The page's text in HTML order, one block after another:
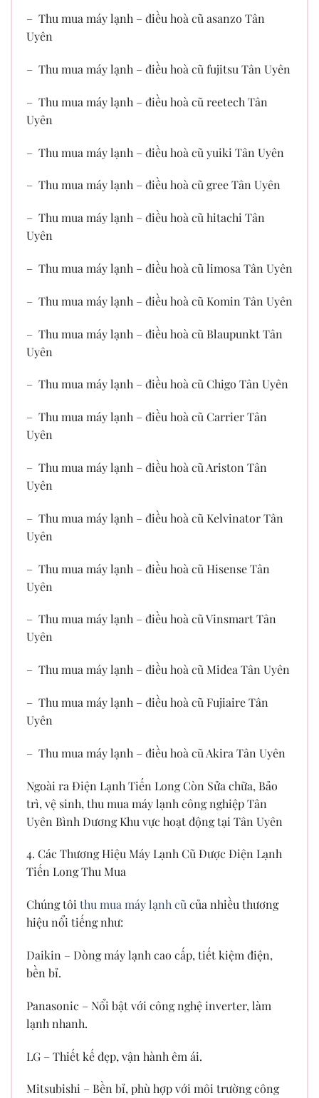
– Thu mua máy lạnh – điều hoà cũ asanzo Tân
Uyên
– Thu mua máy lạnh – điều hoà cũ fujitsu Tân Uyên
– Thu mua máy lạnh – điều hoà cũ reetech Tân
Uyên
– Thu mua máy lạnh – điều hoà cũ yuiki Tân Uyên
– Thu mua máy lạnh – điều hoà cũ gree Tân Uyên
– Thu mua máy lạnh – điều hoà cũ hitachi Tân
Uyên
– Thu mua máy lạnh – điều hoà cũ limosa Tân Uyên
– Thu mua máy lạnh – điều hoà cũ Komin Tân Uyên
– Thu mua máy lạnh – điều hoà cũ Blaupunkt Tân
Uyên
– Thu mua máy lạnh – điều hoà cũ Chigo Tân Uyên
– Thu mua máy lạnh – điều hoà cũ Carrier Tân
Uyên
– Thu mua máy lạnh – điều hoà cũ Ariston Tân
Uyên
– Thu mua máy lạnh – điều hoà cũ Kelvinator Tân
Uyên
– Thu mua máy lạnh – điều hoà cũ Hisense Tân
Uyên
– Thu mua máy lạnh – điều hoà cũ Vinsmart Tân
Uyên
– Thu mua máy lạnh – điều hoà cũ Midea Tân Uyên
– Thu mua máy lạnh – điều hoà cũ Fujiaire Tân
Uyên
– Thu mua máy lạnh – điều hoà cũ Akira Tân Uyên
Ngoài ra Điện Lạnh Tiến Long Còn Sửa chữa, Bảo
trì, vệ sinh, thu mua máy lạnh công nghiệp Tân
Uyên Bình Dương Khu vực hoạt động tại Tân Uyên
4. Các Thương Hiệu Máy Lạnh Cũ Được Điện Lạnh
Tiến Long Thu Mua
Chúng tôi thu mua máy lạnh cũ của nhiều thương
hiệu nổi tiếng như:
Daikin – Dòng máy lạnh cao cấp, tiết kiệm điện,
bền bỉ.
Panasonic – Nổi bật với công nghệ inverter, làm
lạnh nhanh.
LG – Thiết kế đẹp, vận hành êm ái.
Mitsubishi – Bền bỉ, phù hợp với môi trường công